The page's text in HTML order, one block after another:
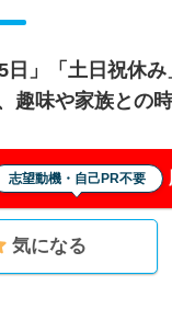
日」「土日祝休
趣味や家族との
志望動機・自己PR不要
気になる